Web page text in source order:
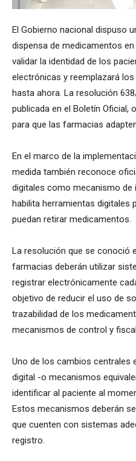
El Gobierno nacional dispuso
dispensa de medicamentos
validar la identidad de los
electrónicas y reemplazará
hasta ahora. La resolución
publicada en el Boletín Oficial,
para que las farmacias
En el marco de la
medida también reconoce
digitales como mecanismo de
habilita herramientas digitales
puedan retirar medicamentos.
La resolución que se conoció
farmacias deberán utilizar
registrar electrónicamente
objetivo de reducir el uso de
trazabilidad de los
mecanismos de control y
Uno de los cambios centrales
digital -o mecanismos
identificar al paciente al
Estos mecanismos deberán
que cuenten con sistemas
registro.